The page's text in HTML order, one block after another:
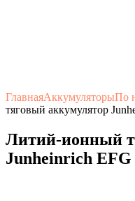
ГлавнаяАккумуляторыПо
тяговый аккумулятор
Литий-ионный
Junheinrich EFG